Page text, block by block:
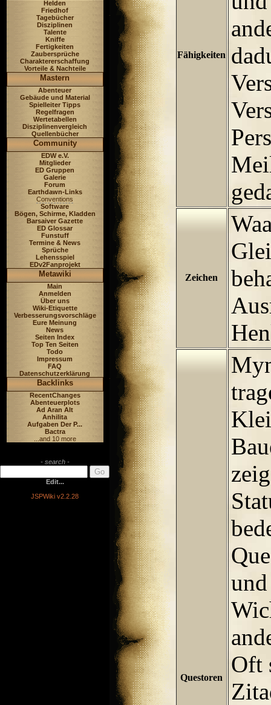
Helden
Friedhof
Tagebücher
Disziplinen
Talente
Kniffe
Fertigkeiten
Zaubersprüche
Charaktererschaffung
Vorteile & Nachteile
Mastern
Abenteuer
Gebäude und Material
Spielleiter Tipps
Regelfragen
Wertetabellen
Disziplinenvergleich
Quellenbücher
Community
EDW e.V.
Mitglieder
ED Gruppen
Galerie
Forum
Earthdawn-Links
Conventions
Software
Bögen, Schirme, Kladden
Barsaiver Gazette
ED Glossar
Funstuff
Termine & News
Sprüche
Lehensspiel
EDv2Fanprojekt
Metawiki
Main
Anmelden
Über uns
Wiki-Etiquette
Verbesserungsvorschläge
Eure Meinung
News
Seiten Index
Top Ten Seiten
Todo
Impressum
FAQ
Datenschutzerklärung
Backlinks
RecentChanges
Abenteuerplots
Ad Aran Alt
Anhilita
Aufgaben Der P...
Bactra
...and 10 more
- search -
Edit...
JSPWiki v2.2.28
Fähigkeiten
Zeichen
Questoren
Oft